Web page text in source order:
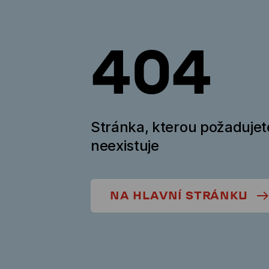
404
Stránka, kterou
neexistuje
NA HLAVNÍ STRÁNKU